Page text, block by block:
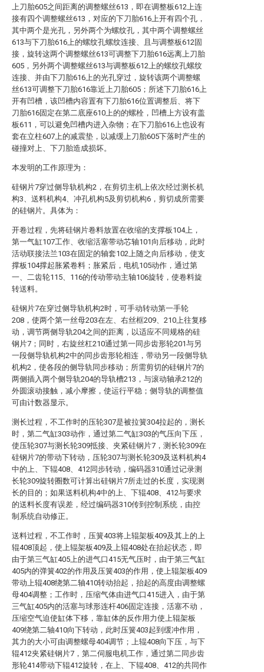
上刀胎605之间距离的调整螺丝613，即在调整板612上连
接有四个调整螺丝613，对应的下刀胎616上开有四个孔，
其中两个是光孔，另外两个为螺纹孔，其中两个调整螺丝
613与下刀胎616上的螺纹孔螺纹连接、且与调整板612固
接，旋转这两个调整螺丝613可调整下刀胎616远离上刀胎
605，另外两个调整螺丝613与调整板612上的螺纹孔螺纹
连接、并由下刀胎616上的光孔穿过，旋转该两个调整螺
丝613可调整下刀胎616靠近上刀胎605；所述下刀胎616上
开有凹槽，该凹槽内容置有下刀胎616位置调整后、将下
刀胎616固定在第二底座610上的的螺栓，凹槽上方设有盖
板611，可以避免凹槽内进入杂物；在下刀胎616上也设有
套在立柱607上的减震垫，以减缓上刀胎605下落时产生的
碰撞对上、下刀胎造成损坏。
本发明的工作原理为：
硅钢片7穿过侧导轨机构2，在剪切主机上依次经过测长机
构3、送料机构4、冲孔机构5及剪切机构6，剪切成所需要
的硅钢片。具体为：
开卷过程，先将硅钢片卷料放置在收缩的支撑板104上，
第一气缸107工作、收缩活塞带动芯轴101向后移动，此时
活动联接法兰103在固定的轴套102上随之向后移动，使支
撑板104撑起胀紧卷料；胀紧后，电机105动作，通过第
一、二齿轮115、116的传动带动主轴106旋转，使卷料旋
转送料。
硅钢片7在穿过侧导轨机构2时，可手动转动第一手轮
208，使两个第一丝母203在左、右丝框209、210上往复移
动，调节两侧导轨204之间的距离，以适应不同规格的硅
钢片7；同时，右旋丝杠210通过第一同步齿形轮201与另
一段侧导轨机构2中的同步齿形轮相连，带动另一段侧导轨
机构2，使各段的侧导轨同步移动；所需剪切的硅钢片7的
两侧插入两个侧导轨204的导轨槽213，与滚动轴承212的
外圆滚动接触，减小摩擦，使运行平稳；侧导轨的调整值
可由计数器显示。
测长过程，不工作时的压轮307是被拉簧304拉起的，测长
时，第二气缸303动作，通过第二气缸303的气压向下压，
使压轮307与测长轮309抵接、夹紧硅钢片7，测长轮309在
硅钢片7的带动下转动，压轮307与测长轮309及送料机构4
中的上、下辊408、412同步转动，编码器310通过记录测
长轮309旋转圈数可计算出硅钢片7所走过的长度，实现测
长的目的；如果送料机构4中的上、下辊408、412与要求
的送料长度有误差，经过编码器310传到控制系统，由控
制系统自动修正。
送料过程，不工作时，压簧403将上辊架板409及其上的上
辊408顶起，使上辊架板409及上辊408处在抬起状态，即
由于第三气缸405上的进气口415无气压时，由于第三气缸
405内的弹簧402的作用及压簧403的作用，使上辊架板409
带动上辊408绕第二轴410转动抬起，抬起的高度由调整螺
母404调整；工作时，压缩气体由进气口415进入，由于第
三气缸405内的活塞与球形连杆406固定连接，活塞不动，
压缩空气迫使缸体下移，靠缸体的反作用力使上辊架板
409绕第二轴410向下转动，此时压簧403起到缓冲作用，
其力的大小可由调整螺母404调节；上辊408向下压，与下
辊412夹紧硅钢片7，第二伺服电机工作，通过第二同步齿
形轮414带动下辊412旋转，在上、下辊408、412的共同作